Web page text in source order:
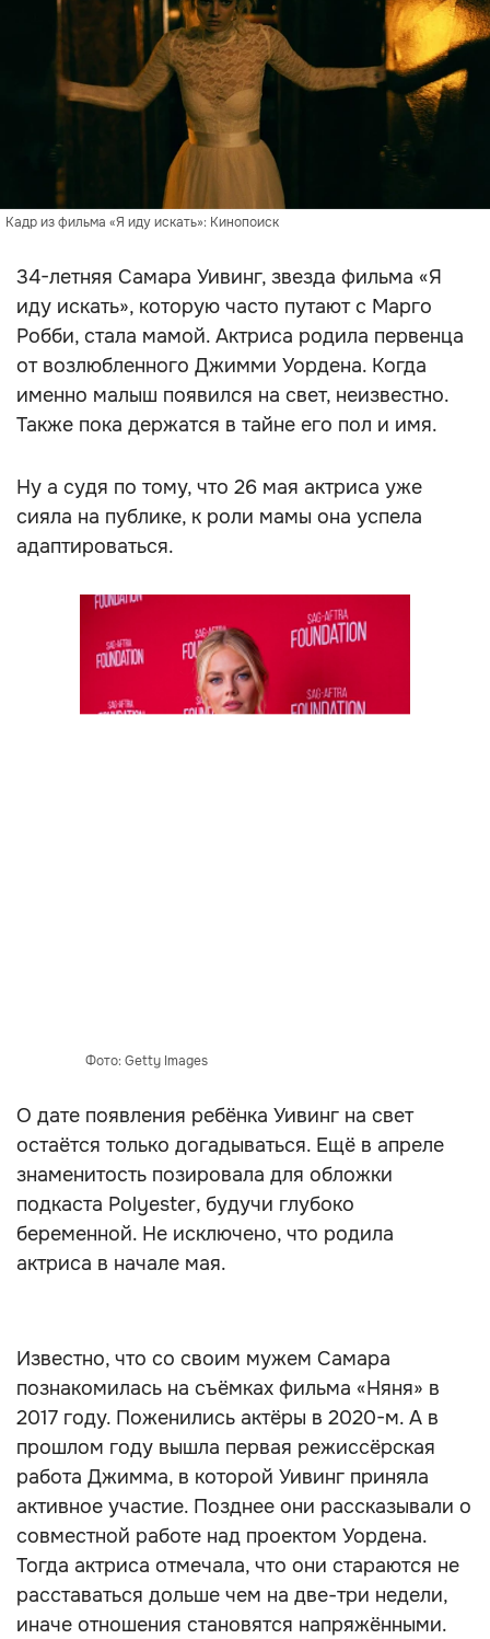
Кадр из фильма «Я иду искать»: Кинопоиск
34-летняя Самара Уивинг, звезда фильма «Я
иду искать», которую часто путают с Марго
Робби, стала мамой. Актриса родила первенца
от возлюбленного Джимми Уордена. Когда
именно малыш появился на свет, неизвестно.
Также пока держатся в тайне его пол и имя.
Ну а судя по тому, что 26 мая актриса уже
сияла на публике, к роли мамы она успела
адаптироваться.
Фото: Getty Images
О дате появления ребёнка Уивинг на свет
остаётся только догадываться. Ещё в апреле
знаменитость позировала для обложки
подкаста Polyester, будучи глубоко
беременной. Не исключено, что родила
актриса в начале мая.
Известно, что со своим мужем Самара
познакомилась на съёмках фильма «Няня» в
2017 году. Поженились актёры в 2020-м. А в
прошлом году вышла первая режиссёрская
работа Джимма, в которой Уивинг приняла
активное участие. Позднее они рассказывали о
совместной работе над проектом Уордена.
Тогда актриса отмечала, что они стараются не
расставаться дольше чем на две-три недели,
иначе отношения становятся напряжёнными.